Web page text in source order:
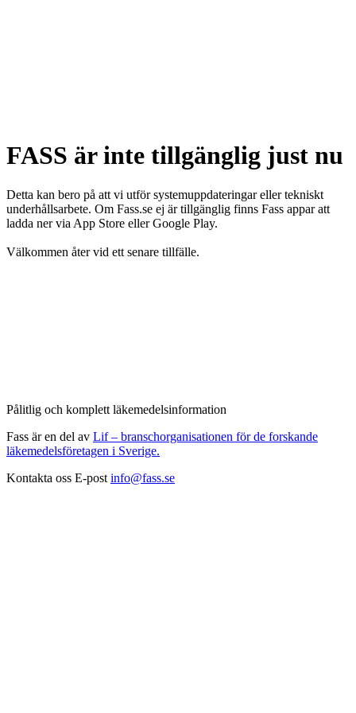
FASS är inte tillgänglig just nu
Detta kan bero på att vi utför systemuppdateringar eller tekniskt
underhållsarbete. Om Fass.se ej är tillgänglig finns Fass appar att
ladda ner via App Store eller Google Play.
Välkommen åter vid ett senare tillfälle.
Pålitlig och komplett läkemedelsinformation
Fass är en del av Lif – branschorganisationen för de forskande
läkemedelsföretagen i Sverige.
Kontakta oss E-post info@fass.se